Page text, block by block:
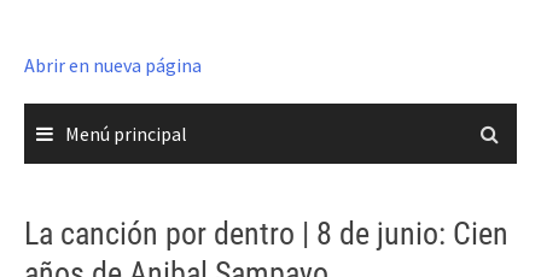
Abrir en nueva página
Menú principal
La canción por dentro | 8 de junio: Cien